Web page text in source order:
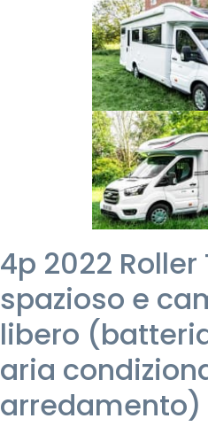
4p 2022
spazioso e
libero
aria
arredamento)